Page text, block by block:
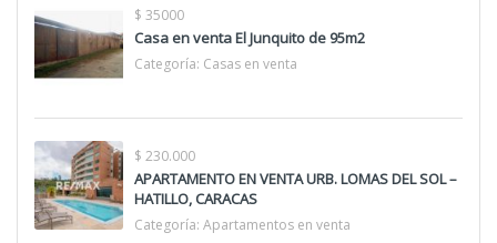
$ 35000
Casa en venta El Junquito de 95m2
Categoría: Casas en venta
$ 230.000
APARTAMENTO EN VENTA URB. LOMAS DEL SOL –
HATILLO, CARACAS
Categoría: Apartamentos en venta